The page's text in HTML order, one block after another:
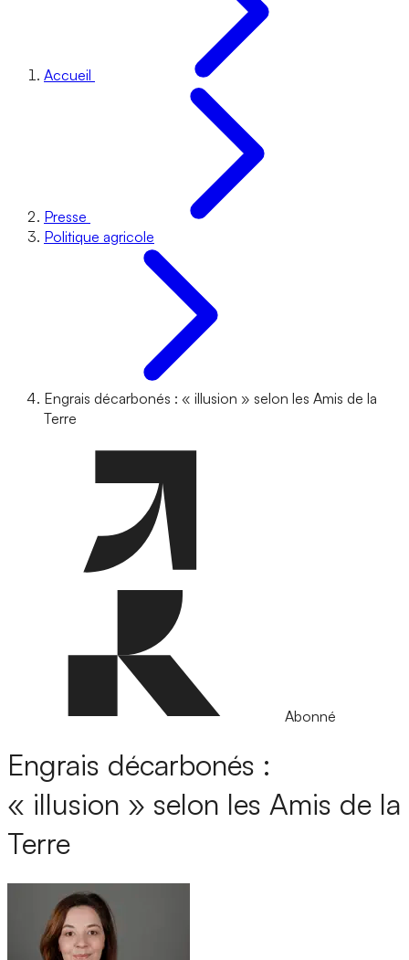
Accueil
Presse
Politique agricole
Engrais décarbonés : « illusion » selon les Amis de la
Terre
Abonné
Engrais décarbonés :
« illusion » selon les Amis de la
Terre